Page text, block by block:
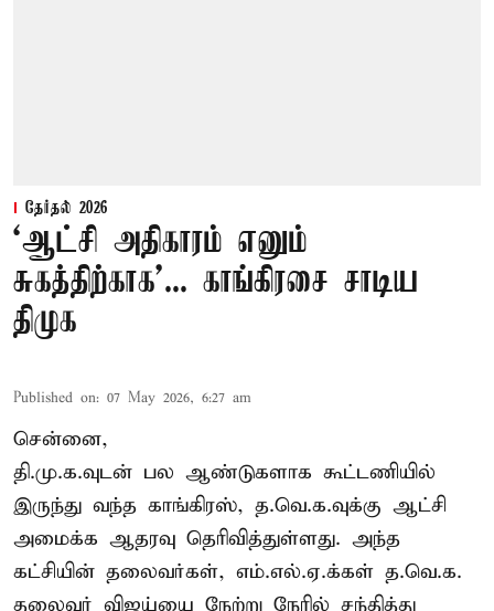
தேர்தல் 2026
‘ஆட்சி அதிகாரம் எனும்
சுகத்திற்காக’... காங்கிரசை சாடிய
திமுக
Published on: 07 May 2026, 6:27 am
சென்னை,
தி.மு.க.வுடன் பல ஆண்டுகளாக கூட்டணியில்
இருந்து வந்த காங்கிரஸ், த.வெ.க.வுக்கு ஆட்சி
அமைக்க ஆதரவு தெரிவித்துள்ளது. அந்த
கட்சியின் தலைவர்கள், எம்.எல்.ஏ.க்கள் த.வெ.க.
தலைவர் விஜய்யை நேற்று நேரில் சந்தித்து